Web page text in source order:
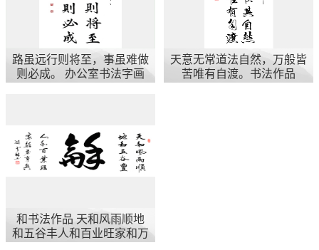
路虽远行则将至，事虽难做
则必成。 办公室书法字画
天意无常道法自然，万般皆
苦唯有自渡。书法作品
和书法作品 天和风雨顺地
和五谷丰人和百业旺家和万